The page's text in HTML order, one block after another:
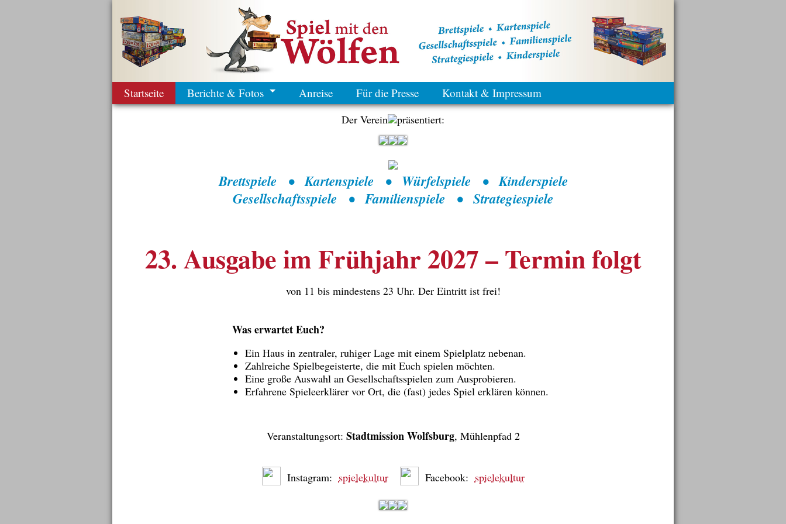
Startseite Berichte & Fotos Anreise Für die Presse Kontakt & Impressum
Der Verein präsentiert:
Brettspiele • Kartenspiele • Würfelspiele • Kinderspiele
Gesellschaftsspiele • Familienspiele • Strategiespiele
23. Ausgabe im Frühjahr 2027 – Termin folgt
von 11 bis mindestens 23 Uhr. Der Eintritt ist frei!
Was erwartet Euch?
Ein Haus in zentraler, ruhiger Lage mit einem Spielplatz nebenan.
Zahlreiche Spielbegeisterte, die mit Euch spielen möchten.
Eine große Auswahl an Gesellschaftsspielen zum Ausprobieren.
Erfahrene Spieleerklärer vor Ort, die (fast) jedes Spiel erklären können.
Veranstaltungsort: Stadtmission Wolfsburg, Mühlenpfad 2
Instagram: spielekultur Facebook: spielekultur